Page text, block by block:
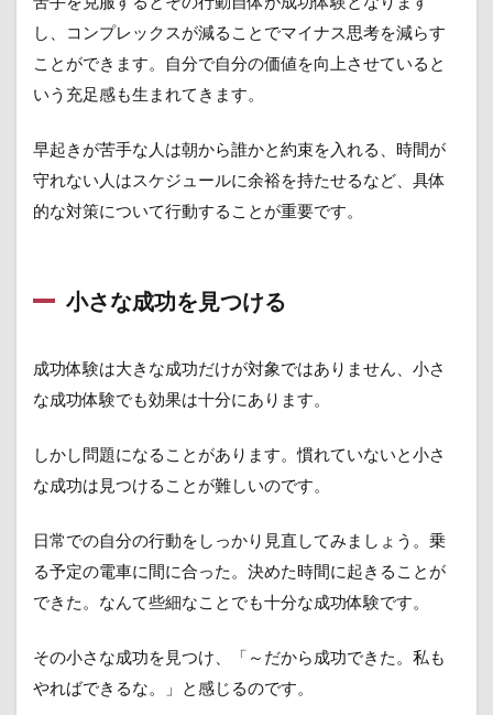
し、コンプレックスが減ることでマイナス思考を減らす
ことができます。自分で自分の価値を向上させていると
いう充足感も生まれてきます。
早起きが苦手な人は朝から誰かと約束を入れる、時間が
守れない人はスケジュールに余裕を持たせるなど、具体
的な対策について行動することが重要です。
小さな成功を見つける
成功体験は大きな成功だけが対象ではありません、小さ
な成功体験でも効果は十分にあります。
しかし問題になることがあります。慣れていないと小さ
な成功は見つけることが難しいのです。
日常での自分の行動をしっかり見直してみましょう。乗
る予定の電車に間に合った。決めた時間に起きることが
できた。なんて些細なことでも十分な成功体験です。
その小さな成功を見つけ、「～だから成功できた。私も
やればできるな。」と感じるのです。